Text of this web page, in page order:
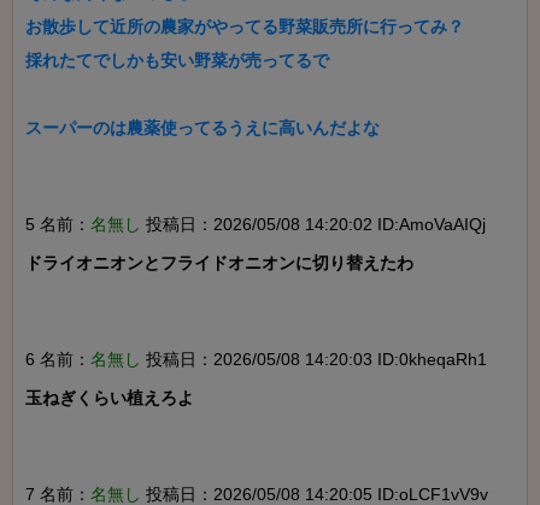
お散歩して近所の農家がやってる野菜販売所に行ってみ？
採れたてでしかも安い野菜が売ってるで
スーパーのは農薬使ってるうえに高いんだよな
5 名前： 名無し 投稿日：2026/05/08 14:20:02 ID:AmoVaAIQj
ドライオニオンとフライドオニオンに切り替えたわ
6 名前： 名無し 投稿日：2026/05/08 14:20:03 ID:0kheqaRh1
玉ねぎくらい植えろよ
7 名前： 名無し 投稿日：2026/05/08 14:20:05 ID:oLCF1vV9v